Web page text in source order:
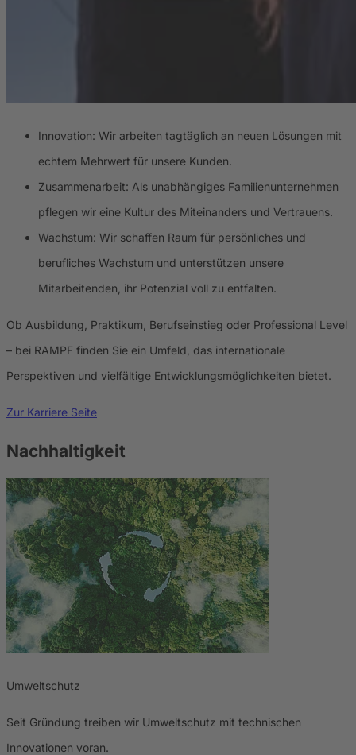
Innovation: Wir arbeiten tagtäglich an neuen Lösungen mit
echtem Mehrwert für unsere Kunden.
Zusammenarbeit: Als unabhängiges Familienunternehmen
pflegen wir eine Kultur des Miteinanders und Vertrauens.
Wachstum: Wir schaffen Raum für persönliches und
berufliches Wachstum und unterstützen unsere
Mitarbeitenden, ihr Potenzial voll zu entfalten.
Ob Ausbildung, Praktikum, Berufseinstieg oder Professional Level
– bei RAMPF finden Sie ein Umfeld, das internationale
Perspektiven und vielfältige Entwicklungsmöglichkeiten bietet.
Zur Karriere Seite
Nachhaltigkeit
Umweltschutz
Seit Gründung treiben wir Umweltschutz mit technischen
Innovationen voran.